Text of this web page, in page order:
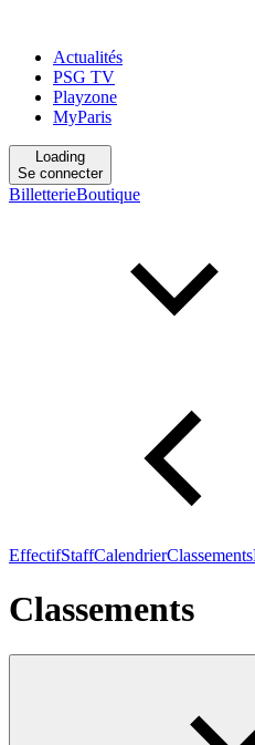
Actualités
PSG TV
Playzone
MyParis
Loading
Se connecter
BilletterieBoutique
EffectifStaffCalendrierClassements
Classements